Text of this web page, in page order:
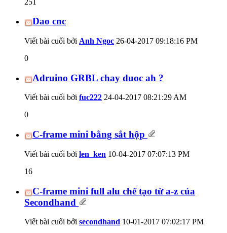
Dao cnc
Viết bài cuối bởi Anh Ngoc 26-04-2017 09:18:16 PM
0
Adruino GRBL chay duoc ah ?
Viết bài cuối bởi fuc222 24-04-2017 08:21:29 AM
0
C-frame mini bằng sắt hộp
Viết bài cuối bởi len_ken 10-04-2017 07:07:13 PM
16
C-frame mini full alu chế tạo từ a-z của
Secondhand
Viết bài cuối bởi secondhand 10-01-2017 07:02:17 PM